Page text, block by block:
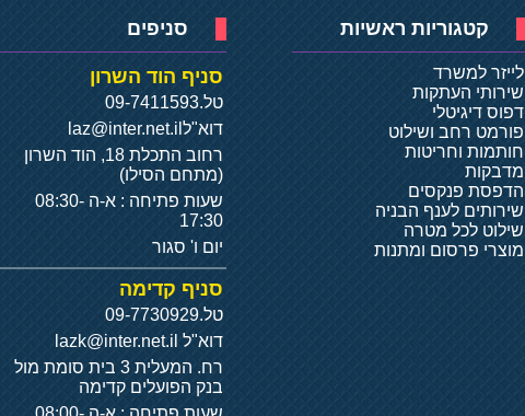
קטגוריות ראשיות
לייזר למשרד
שירותי העתקות
דפוס דיגיטלי
פורמט רחב ושילוט
חותמות וחריטות
מדבקות
הדפסת פנקסים
שירותים לענף הבניה
שילוט לכל מטרה
מוצרי פרסום ומתנות
סניפים
סניף הוד השרון
טל.09-7411593
דוא"ל laz@inter.net.il
רחוב התכלת 18, הוד השרון
(מתחם הסילו)
שעות פתיחה : א-ה 08:30-
17:30
יום ו' סגור
סניף קדימה
טל.09-7730929
דוא"ל
רח. המעלית 3 בית סומת מול
בנק הפועלים קדימה